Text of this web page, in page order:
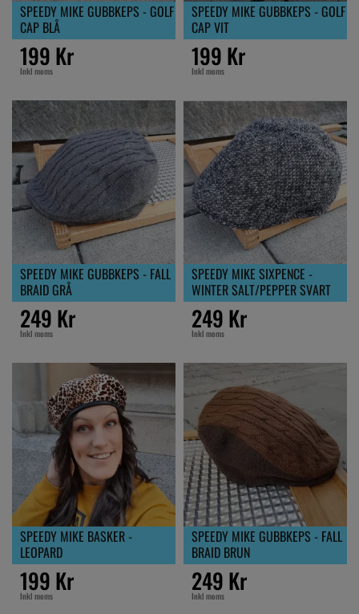
SPEEDY MIKE GUBBKEPS - GOLF
CAP BLÅ
199 Kr
Inkl moms
SPEEDY MIKE GUBBKEPS - GOLF
CAP VIT
199 Kr
Inkl moms
SPEEDY MIKE GUBBKEPS - FALL
BRAID GRÅ
249 Kr
Inkl moms
SPEEDY MIKE SIXPENCE -
WINTER SALT/PEPPER SVART
249 Kr
Inkl moms
SPEEDY MIKE BASKER -
LEOPARD
199 Kr
Inkl moms
SPEEDY MIKE GUBBKEPS - FALL
BRAID BRUN
249 Kr
Inkl moms